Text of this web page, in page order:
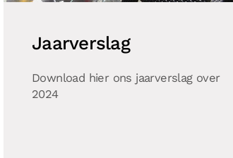
Jaarverslag
Download hier ons jaarverslag over
2024